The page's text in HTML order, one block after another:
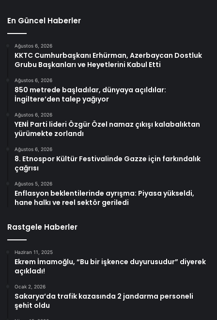
En Güncel Haberler
Ağustos 6, 2026
KKTC Cumhurbaşkanı Erhürman, Azerbaycan Dostluk
Grubu Başkanları ve Heyetlerini Kabul Etti
Ağustos 6, 2026
850 metrede başladılar, dünyaya açıldılar:
İngiltere’den talep yağıyor
Ağustos 6, 2026
YENİ Parti lideri Özgür Özel namaz çıkışı kalabalıktan
yürümekte zorlandı
Ağustos 6, 2026
8. Etnospor Kültür Festivalinde Gazze için farkındalık
çağrısı
Ağustos 5, 2026
Enflasyon beklentilerinde ayrışma: Piyasa yükseldi,
hane halkı ve reel sektör geriledi
Rastgele Haberler
Haziran 11, 2025
Ekrem İmamoğlu, “Bu bir işkence duyurusudur” diyerek
açıkladı!
Ocak 2, 2026
Sakarya’da trafik kazasında 2 jandarma personeli
şehit oldu